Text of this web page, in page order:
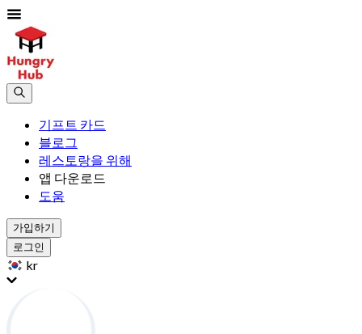
기프트 카드
블로그
레스토랑을 위해
앱 다운로드
도움
가입하기
로그인
kr